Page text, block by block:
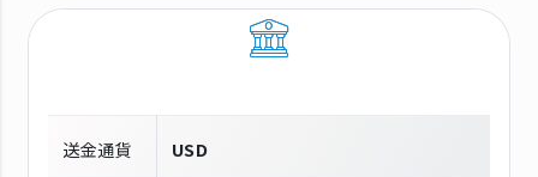
送金通貨 USD